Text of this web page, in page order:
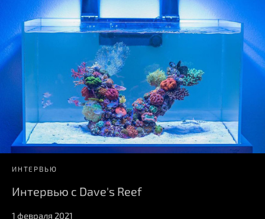
ИНТЕРВЬЮ
Интервью с Dave's Reef
1 февраля 2021